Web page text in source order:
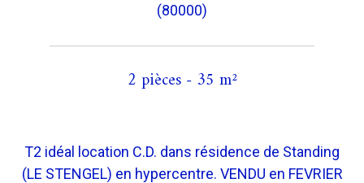
(80000)
2 pièces - 35 m²
T2 idéal location C.D. dans résidence de Standing
(LE STENGEL) en hypercentre. VENDU en FEVRIER